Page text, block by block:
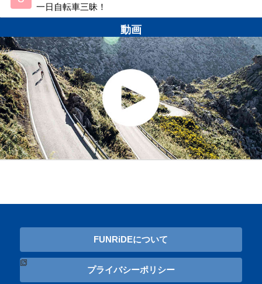
一日自転車三昧！
動画
FUNRiDEについて
プライバシーポリシー